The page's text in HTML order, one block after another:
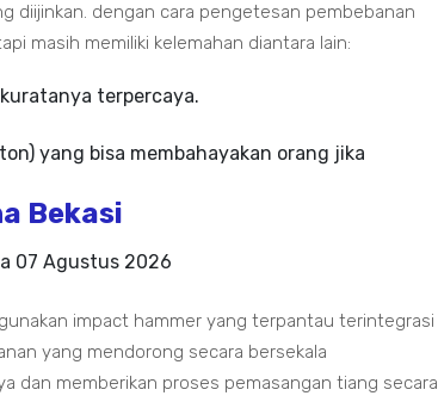
diijinkan. dengan cara pengetesan pembebanan
masih memiliki kelemahan diantara lain:
terpercaya.
yang bisa membahayakan orang jika
Bekasi
07 Agustus 2026
impact hammer yang terpantau terintegrasi
yang mendorong secara bersekala
dan memberikan proses pemasangan tiang secara